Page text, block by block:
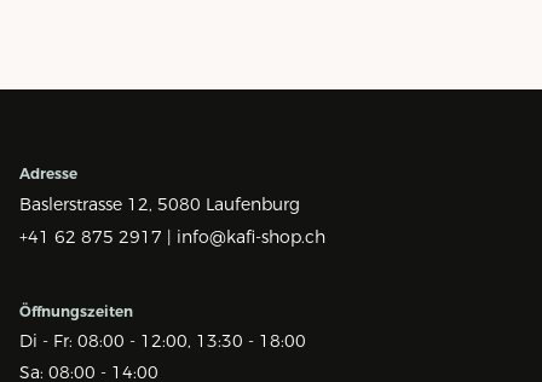
Adresse
Baslerstrasse 12, 5080 Laufenburg
+41 62 875 2917 | info@kafi-shop.ch
Öffnungszeiten
Di - Fr: 08:00 - 12:00, 13:30 - 18:00
Sa: 08:00 - 14:00